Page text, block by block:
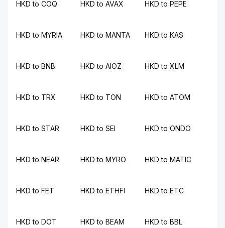
HKD to COQ HKD to AVAX HKD to PEPE
HKD to MYRIA HKD to MANTA HKD to KAS
HKD to BNB HKD to AIOZ HKD to XLM
HKD to TRX HKD to TON HKD to ATOM
HKD to STAR HKD to SEI HKD to ONDO
HKD to NEAR HKD to MYRO HKD to MATIC
HKD to FET HKD to ETHFI HKD to ETC
HKD to DOT HKD to BEAM HKD to BBL